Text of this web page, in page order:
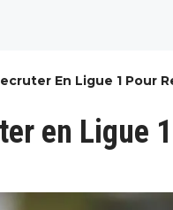
En Ligue 1 Pour
en Ligue